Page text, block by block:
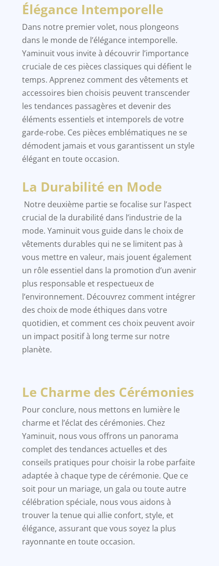
Élégance Intemporelle
Dans notre premier volet, nous plongeons
dans le monde de l’élégance intemporelle.
Yaminuit vous invite à découvrir l’importance
cruciale de ces pièces classiques qui défient le
temps. Apprenez comment des vêtements et
accessoires bien choisis peuvent transcender
les tendances passagères et devenir des
éléments essentiels et intemporels de votre
garde-robe. Ces pièces emblématiques ne se
démodent jamais et vous garantissent un style
élégant en toute occasion.
La Durabilité en Mode
Notre deuxième partie se focalise sur l’aspect
crucial de la durabilité dans l’industrie de la
mode. Yaminuit vous guide dans le choix de
vêtements durables qui ne se limitent pas à
vous mettre en valeur, mais jouent également
un rôle essentiel dans la promotion d’un avenir
plus responsable et respectueux de
l’environnement. Découvrez comment intégrer
des choix de mode éthiques dans votre
quotidien, et comment ces choix peuvent avoir
un impact positif à long terme sur notre
planète.
Le Charme des Cérémonies
Pour conclure, nous mettons en lumière le
charme et l’éclat des cérémonies. Chez
Yaminuit, nous vous offrons un panorama
complet des tendances actuelles et des
conseils pratiques pour choisir la robe parfaite
adaptée à chaque type de cérémonie. Que ce
soit pour un mariage, un gala ou toute autre
célébration spéciale, nous vous aidons à
trouver la tenue qui allie confort, style, et
élégance, assurant que vous soyez la plus
rayonnante en toute occasion.